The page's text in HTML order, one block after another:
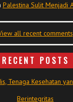
Palestina Sulit Menjadi
all recent comments
RECENT POSTS
Tenaga Kesehatan
Berintegritas